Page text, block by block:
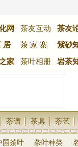
网 茶友互动
茶友
居
茶 家 寨 紫砂
家 茶叶相册 岩茶
茶谱 茶具 茶艺
国茶叶 茶叶种类